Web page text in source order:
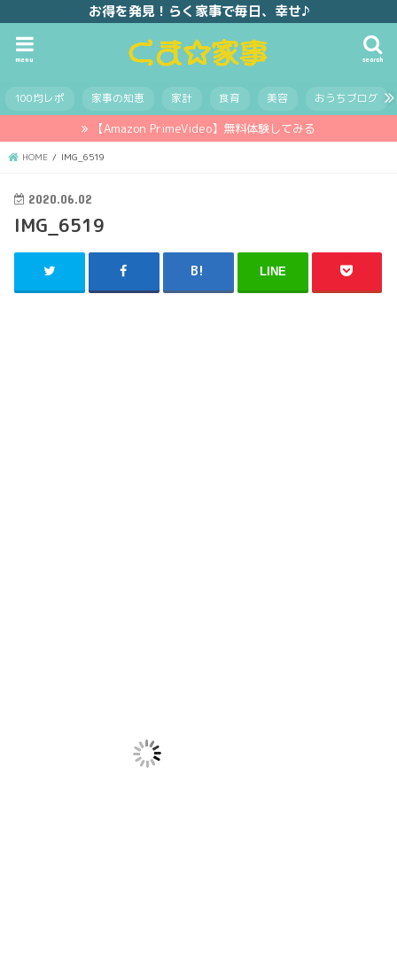
お得を発見！らく家事で毎日、幸せ♪
search
menu
100均レポ 家事の知恵 家計 食育 美容 おうちブログ
【Amazon PrimeVideo】無料体験してみる
HOME IMG_6519
2020.06.02
IMG_6519
LINE